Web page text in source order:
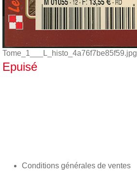
Tome_1___L_histo_4a76f7be85f59.jpg
Epuisé
Conditions générales de ventes